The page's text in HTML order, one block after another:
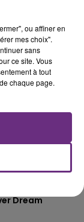
& NIALL HORAN
Safe
Dream
ou affiner en
mes choix".
sans
ce site. Vous
à tout
chaque page.